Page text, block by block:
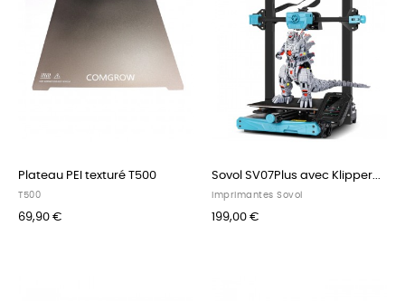
Plateau PEI texturé T500
T500
69,90 €
Sovol SV07Plus avec Klipper...
Imprimantes Sovol
199,00 €